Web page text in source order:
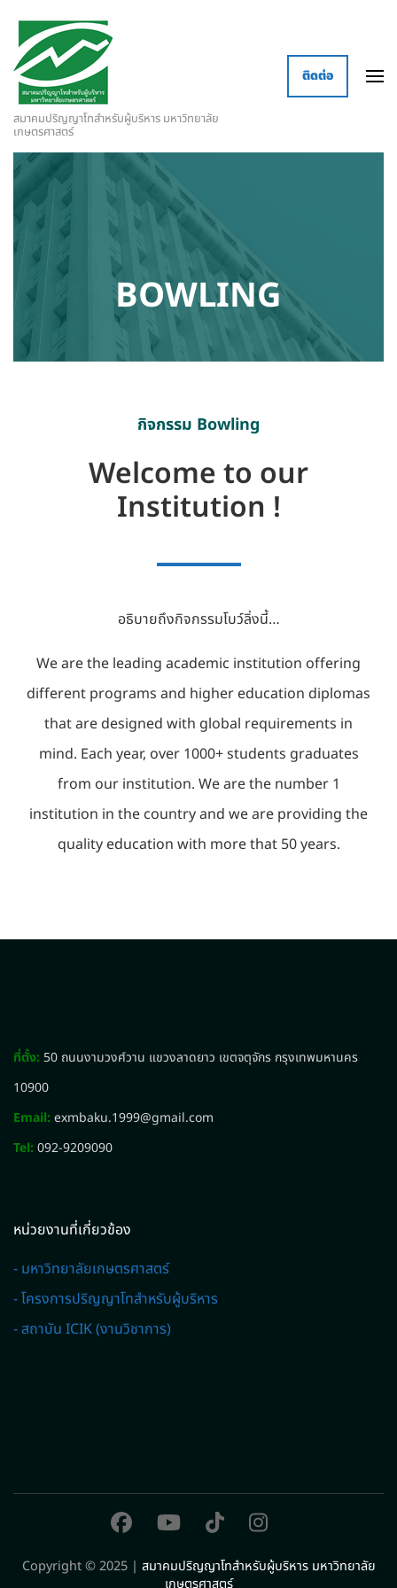
สมาคมปริญญาโทสำหรับผู้บริหาร มหาวิทยาลัย
เกษตรศาสตร์
ติดต่อ
BOWLING
กิจกรรม Bowling
Welcome to our
Institution !
อธิบายถึงกิจกรรมโบว์ลิ่งนี้…
We are the leading academic institution offering
different programs and higher education diplomas
that are designed with global requirements in
mind. Each year, over 1000+ students graduates
from our institution. We are the number 1
institution in the country and we are providing the
quality education with more that 50 years.
ที่ตั้ง: 50 ถนนงามวงศ์วาน แขวงลาดยาว เขตจตุจักร กรุงเทพมหานคร
10900
Email: exmbaku.1999@gmail.com
Tel: 092-9209090
หน่วยงานที่เกี่ยวข้อง
- มหาวิทยาลัยเกษตรศาสตร์
- โครงการปริญญาโทสำหรับผู้บริหาร
- สถาบัน ICIK (งานวิชาการ)
Copyright © 2025 | สมาคมปริญญาโทสำหรับผู้บริหาร มหาวิทยาลัย